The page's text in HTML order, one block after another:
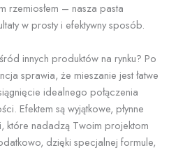
rzemiosłem – nasza pasta
w prosty i efektywny sposób.
innych produktów na rynku? Po
sprawia, że mieszanie jest łatwe
idealnego połączenia
Efektem są wyjątkowe, płynne
które nadadzą Twoim projektom
dzięki specjalnej formule,